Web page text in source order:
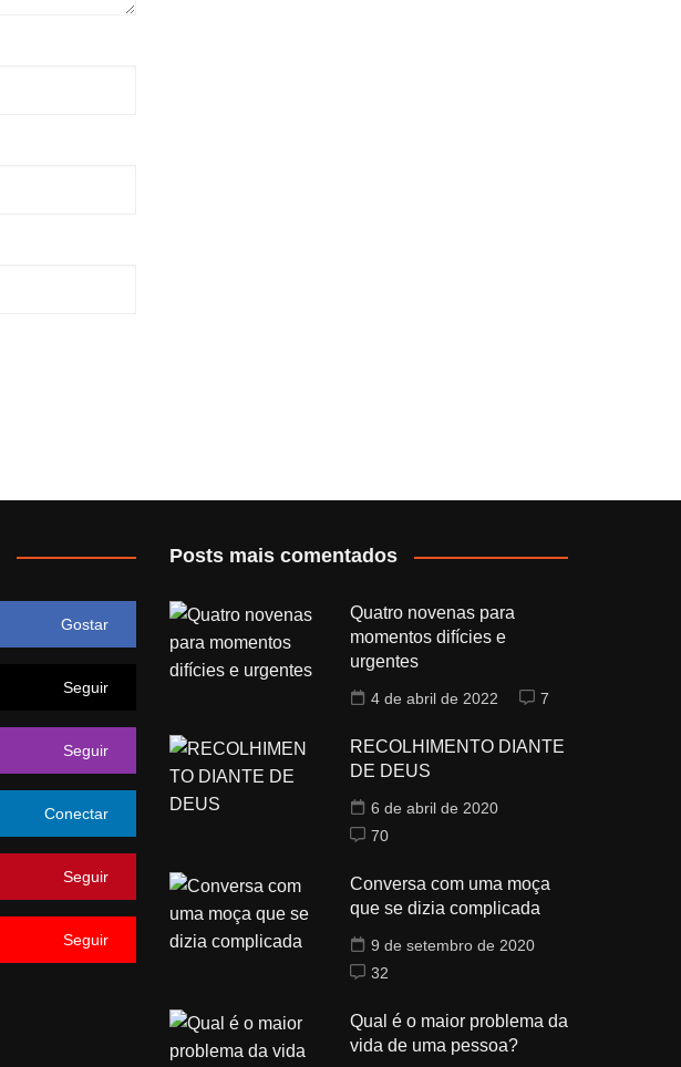
Gostar
Seguir
Seguir
Conectar
Seguir
Seguir
Posts mais comentados
Quatro novenas para
momentos difícies e
urgentes
4 de abril de 2022 7
RECOLHIMENTO DIANTE
DE DEUS
6 de abril de 2020
70
Conversa com uma moça
que se dizia complicada
9 de setembro de 2020
32
Qual é o maior problema da
vida de uma pessoa?